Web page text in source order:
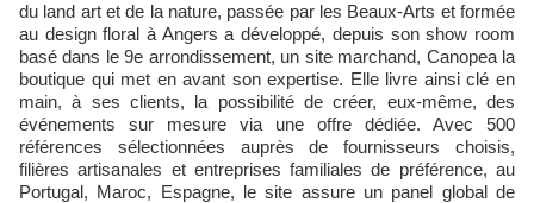
du land art et de la nature, passée par les Beaux-Arts et formée
au design floral à Angers a développé, depuis son show room
basé dans le 9e arrondissement, un site marchand, Canopea la
boutique qui met en avant son expertise. Elle livre ainsi clé en
main, à ses clients, la possibilité de créer, eux-même, des
événements sur mesure via une offre dédiée. Avec 500
références sélectionnées auprès de fournisseurs choisis,
filières artisanales et entreprises familiales de préférence, au
Portugal, Maroc, Espagne, le site assure un panel global de